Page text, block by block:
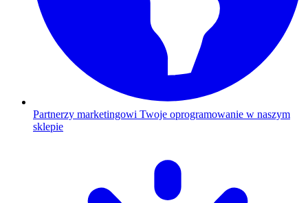
Partnerzy marketingowi Twoje oprogramowanie w naszym
sklepie